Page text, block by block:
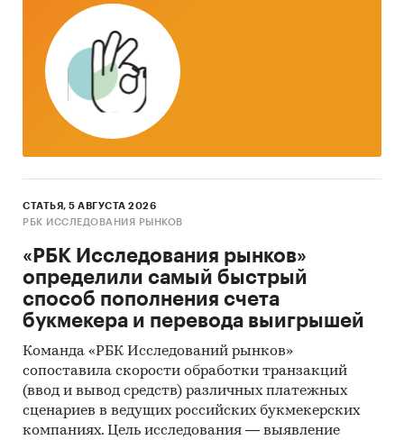
Россия
СТАТЬЯ, 5 АВГУСТА 2026
РБК ИССЛЕДОВАНИЯ РЫНКОВ
«РБК Исследования рынков»
определили самый быстрый
способ пополнения счета
букмекера и перевода выигрышей
Команда «РБК Исследований рынков»
сопоставила скорости обработки транзакций
(ввод и вывод средств) различных платежных
сценариев в ведущих российских букмекерских
компаниях. Цель исследования — выявление